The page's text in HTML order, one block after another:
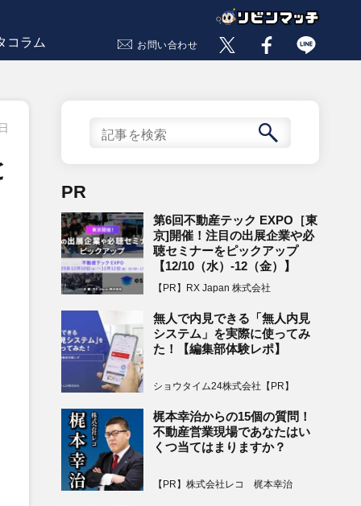
コラム お問い合わせ
PR
第6回不動産テック EXPO［東
京]開催！注目の出展企業や必
聴セミナーをピックアップ
【12/10（水）-12（金）】
【PR】RX Japan 株式会社
無人で内見できる「無人内見
システム」を実際に使ってみ
た！【編集部体験レポ】
ショウタイム24株式会社【PR】
梶本幸治からの15個の質問！
不動産営業現場であなたはい
くつ当てはまりますか？
【PR】株式会社レコ 梶本幸治